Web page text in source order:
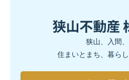
狭山、入間
住まいとまち、暮ら